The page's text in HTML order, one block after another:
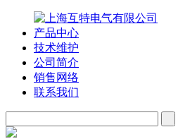
产品中心
技术维护
公司简介
销售网络
联系我们